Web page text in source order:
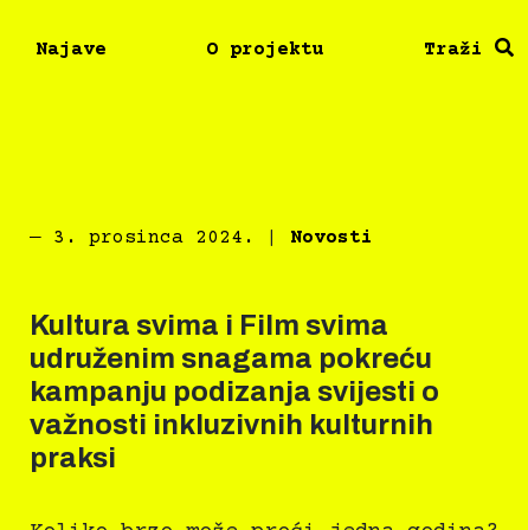
Najave O projektu Traži
― 3. prosinca 2024. Novosti
Kultura svima i Film svima
udruženim snagama pokreću
kampanju podizanja svijesti o
važnosti inkluzivnih kulturnih
praksi